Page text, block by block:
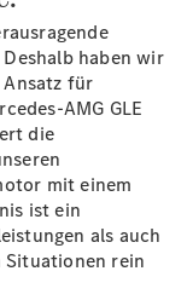
haben wir
Ansatz für
AMG GLE
die
mit einem
ist ein
als auch
rein